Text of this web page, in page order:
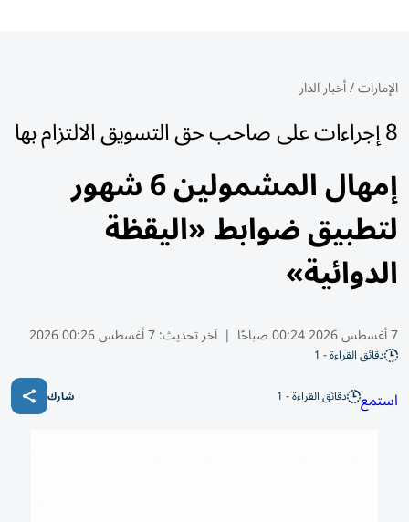
الإمارات/أخبار الدار
8 إجراءات على صاحب حق التسويق الالتزام بها
إمهال المشمولين 6 شهور
لتطبيق ضوابط «اليقظة
الدوائية»
7 أغسطس 2026 00:24 صباحًا | آخر تحديث:7 أغسطس 00:26 2026
دقائق القراءة - 1
استمع دقائق القراءة - 1 شارك